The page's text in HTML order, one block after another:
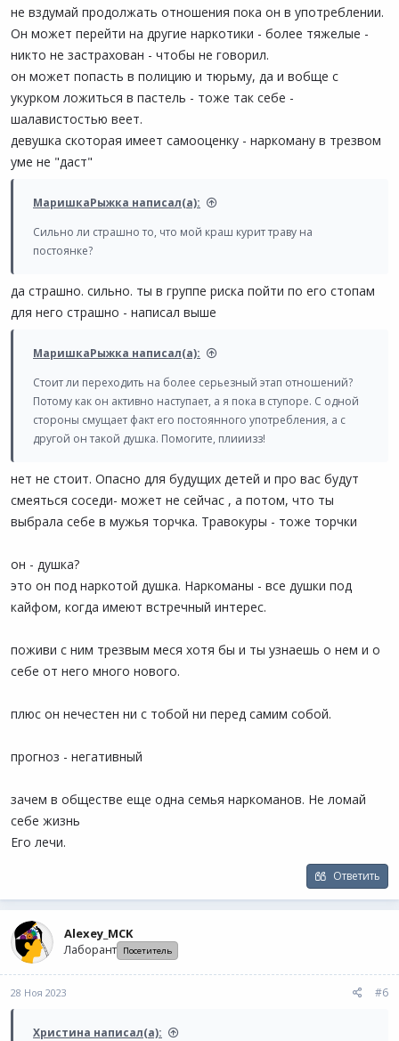
не вздумай продолжать отношения пока он в употреблении.
Он может перейти на другие наркотики - более тяжелые -
никто не застрахован - чтобы не говорил.
он может попасть в полицию и тюрьму, да и вобще с
укурком ложиться в пастель - тоже так себе -
шалавистостью веет.
девушка скоторая имеет самооценку - наркоману в трезвом
уме не "даст"
МаришкаРыжка написал(а):
Сильно ли страшно то, что мой краш курит траву на
постоянке?
да страшно. сильно. ты в группе риска пойти по его стопам
для него страшно - написал выше
МаришкаРыжка написал(а):
Стоит ли переходить на более серьезный этап отношений?
Потому как он активно наступает, а я пока в ступоре. С одной
стороны смущает факт его постоянного употребления, а с
другой он такой душка. Помогите, плииизз!
нет не стоит. Опасно для будущих детей и про вас будут
смеяться соседи- может не сейчас , а потом, что ты
выбрала себе в мужья торчка. Травокуры - тоже торчки
он - душка?
это он под наркотой душка. Наркоманы - все душки под
кайфом, когда имеют встречный интерес.
поживи с ним трезвым меся хотя бы и ты узнаешь о нем и о
себе от него много нового.
плюс он нечестен ни с тобой ни перед самим собой.
прогноз - негативный
зачем в обществе еще одна семья наркоманов. Не ломай
себе жизнь
Его лечи.
Ответить
Alexey_MCK
Лаборант Посетитель
28 Ноя 2023 #6
Христина написал(а):